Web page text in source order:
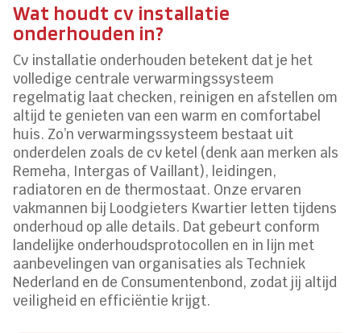
Wat houdt cv installatie
onderhouden in?
Cv installatie onderhouden betekent dat je het
volledige centrale verwarmingssysteem
regelmatig laat checken, reinigen en afstellen om
altijd te genieten van een warm en comfortabel
huis. Zo’n verwarmingssysteem bestaat uit
onderdelen zoals de cv ketel (denk aan merken als
Remeha, Intergas of Vaillant), leidingen,
radiatoren en de thermostaat. Onze ervaren
vakmannen bij Loodgieters Kwartier letten tijdens
onderhoud op alle details. Dat gebeurt conform
landelijke onderhoudsprotocollen en in lijn met
aanbevelingen van organisaties als Techniek
Nederland en de Consumentenbond, zodat jij altijd
veiligheid en efficiëntie krijgt.